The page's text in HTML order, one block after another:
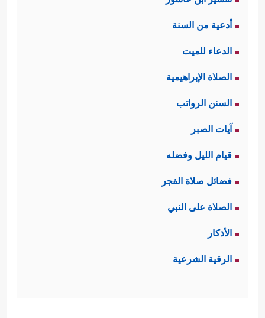
أدعية من السنة
الدعاء للميت
الصلاة الإبراهيمية
السنن الرواتب
آيات الصبر
قيام الليل وفضله
فضائل صلاة الفجر
الصلاة على النبي
الأذكار
الرقية الشرعية